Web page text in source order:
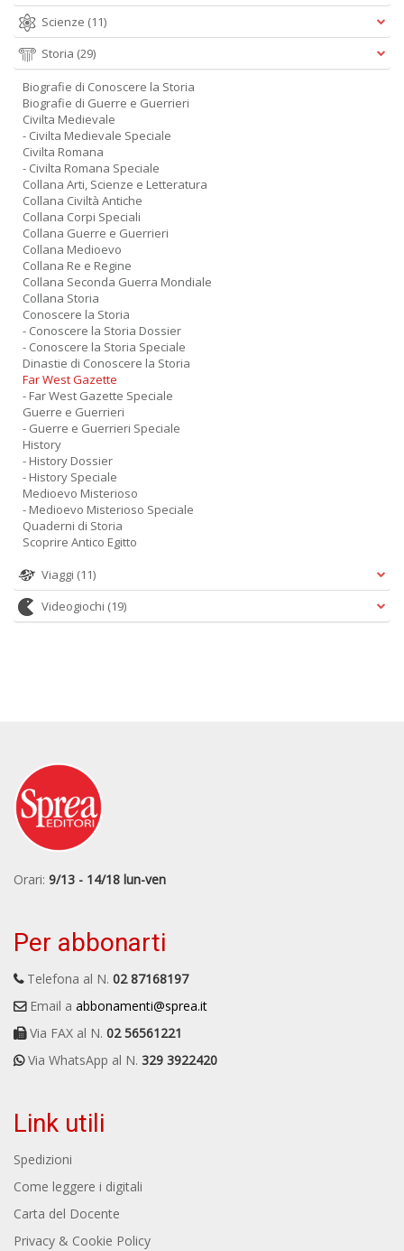
Scienze (11)
Storia (29)
Biografie di Conoscere la Storia
Biografie di Guerre e Guerrieri
Civilta Medievale
- Civilta Medievale Speciale
Civilta Romana
- Civilta Romana Speciale
Collana Arti, Scienze e Letteratura
Collana Civiltà Antiche
Collana Corpi Speciali
Collana Guerre e Guerrieri
Collana Medioevo
Collana Re e Regine
Collana Seconda Guerra Mondiale
Collana Storia
Conoscere la Storia
- Conoscere la Storia Dossier
- Conoscere la Storia Speciale
Dinastie di Conoscere la Storia
Far West Gazette
- Far West Gazette Speciale
Guerre e Guerrieri
- Guerre e Guerrieri Speciale
History
- History Dossier
- History Speciale
Medioevo Misterioso
- Medioevo Misterioso Speciale
Quaderni di Storia
Scoprire Antico Egitto
Viaggi (11)
Videogiochi (19)
Orari: 9/13 - 14/18 lun-ven
Per abbonarti
Telefona al N. 02 87168197
Email a abbonamenti@sprea.it
Via FAX al N. 02 56561221
Via WhatsApp al N. 329 3922420
Link utili
Spedizioni
Come leggere i digitali
Carta del Docente
Privacy & Cookie Policy